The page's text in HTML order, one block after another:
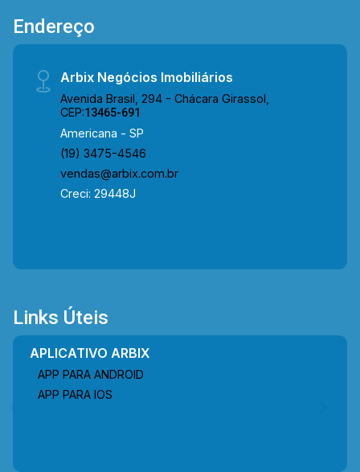
Endereço
Arbix Negócios Imobiliários
Avenida Brasil, 294 - Chácara Girassol,
CEP:13465-691
Americana - SP
(19) 3475-4546
vendas@arbix.com.br
Creci: 29448J
Links Úteis
APLICATIVO ARBIX
APP PARA ANDROID
APP PARA IOS